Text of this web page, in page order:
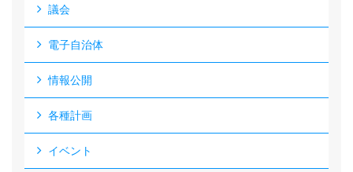
議会
電子自治体
情報公開
各種計画
イベント